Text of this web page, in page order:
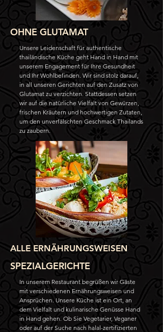
OHNE GLUTAMAT
Unsere Leidenschaft für authentische
thailändische Küche geht Hand in Hand mit
unserem Engagement für Ihre Gesundheit
und Ihr Wohlbefinden. Wir sind stolz darauf,
in all unseren Gerichten auf den Zusatz von
Glutamat zu verzichten. Stattdessen setzen
wir auf die natürliche Vielfalt von Gewürzen,
frischen Kräutern und hochwertigen Zutaten,
um den unverfälschten Geschmack Thailands
zu zaubern.
ALLE ERNÄHRUNGSWEISEN
SPEZIALGERICHTE
In unserem Restaurant begrüßen wir Gäste
mit verschiedenen Ernährungsweisen und
Ansprüchen. Unsere Küche ist ein Ort, an
dem Vielfalt und kulinarische Genüsse Hand
in Hand gehen. Ob Sie Vegetarier, Veganer
oder auf der Suche nach halal-zertifizierten